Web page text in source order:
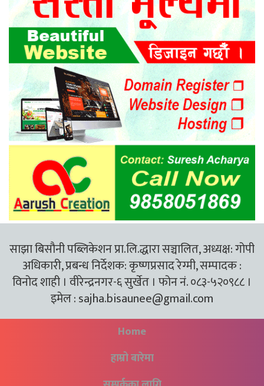
साझा बिसौनी पब्लिकेशन प्रा.लि.द्धारा सञ्चालित, अध्यक्ष: गोपी
अधिकारी, प्रबन्ध निर्देशक: कृष्णप्रसाद रेग्मी, सम्पादक :
विनोद शाही । वीरेन्द्रनगर-६ सुर्खेत । फोन नं. ०८३-५२०९८८ ।
इमेल :sajha.bisaunee@gmail.com
Home
हाम्रो बारेमा